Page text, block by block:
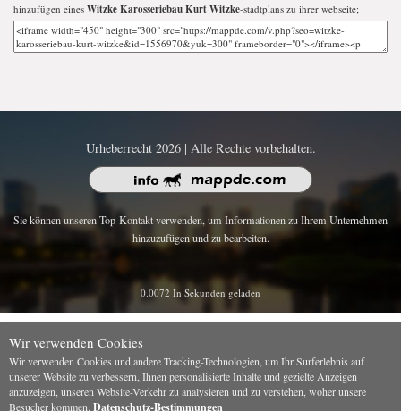
hinzufügen eines Witzke Karosseriebau Kurt Witzke-stadtplans zu ihrer webseite;
Urheberrecht 2026 | Alle Rechte vorbehalten.
Sie können unseren Top-Kontakt verwenden, um Informationen zu Ihrem Unternehmen
hinzuzufügen und zu bearbeiten.
0.0072 In Sekunden geladen
Wir verwenden Cookies
Wir verwenden Cookies und andere Tracking-Technologien, um Ihr Surferlebnis auf
unserer Website zu verbessern, Ihnen personalisierte Inhalte und gezielte Anzeigen
anzuzeigen, unseren Website-Verkehr zu analysieren und zu verstehen, woher unsere
Besucher kommen. Datenschutz-Bestimmungen